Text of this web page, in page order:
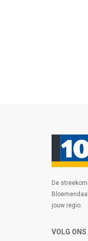
De
jouw regio.
VOLG ONS